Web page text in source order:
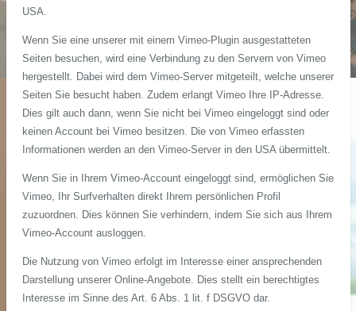
USA.
Wenn Sie eine unserer mit einem Vimeo-Plugin ausgestatteten
Seiten besuchen, wird eine Verbindung zu den Servern von Vimeo
hergestellt. Dabei wird dem Vimeo-Server mitgeteilt, welche unserer
Seiten Sie besucht haben. Zudem erlangt Vimeo Ihre IP-Adresse.
Dies gilt auch dann, wenn Sie nicht bei Vimeo eingeloggt sind oder
keinen Account bei Vimeo besitzen. Die von Vimeo erfassten
Informationen werden an den Vimeo-Server in den USA übermittelt.
Wenn Sie in Ihrem Vimeo-Account eingeloggt sind, ermöglichen Sie
Vimeo, Ihr Surfverhalten direkt Ihrem persönlichen Profil
zuzuordnen. Dies können Sie verhindern, indem Sie sich aus Ihrem
Vimeo-Account ausloggen.
Die Nutzung von Vimeo erfolgt im Interesse einer ansprechenden
Darstellung unserer Online-Angebote. Dies stellt ein berechtigtes
Interesse im Sinne des Art. 6 Abs. 1 lit. f DSGVO dar.